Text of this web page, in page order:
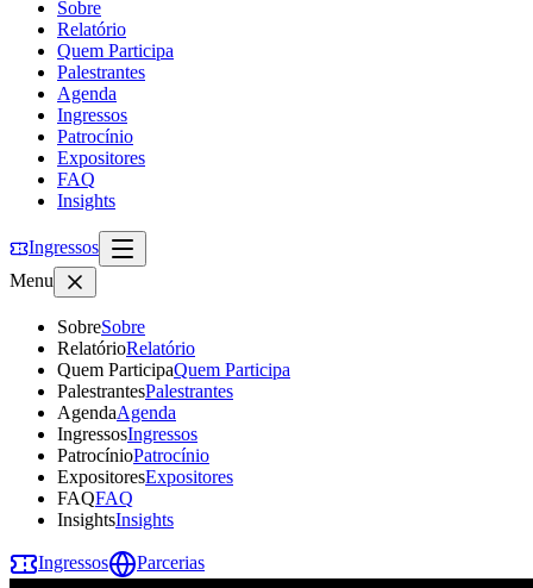
Sobre
Relatório
Quem Participa
Palestrantes
Agenda
Ingressos
Patrocínio
Expositores
FAQ
Insights
Ingressos
Menu
SobreSobre
RelatórioRelatório
Quem ParticipaQuem Participa
PalestrantesPalestrantes
AgendaAgenda
IngressosIngressos
PatrocínioPatrocínio
ExpositoresExpositores
FAQFAQ
InsightsInsights
Ingressos Parcerias